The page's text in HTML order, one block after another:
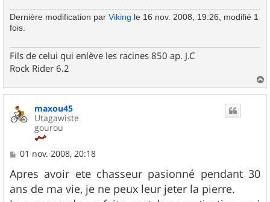
e
Dernière modification par Viking le 16 nov. 2008, 19:26, modifié 1
fois.
Fils de celui qui enlève les racines 850 ap. J.C
Rock Rider 6.2
a
maxou45
Utagawiste
gourou
M
s
s
a
01 nov. 2008, 20:18
Apres avoir ete chasseur pasionné pendant 30
ans de ma vie, je ne peux leur jeter la pierre.